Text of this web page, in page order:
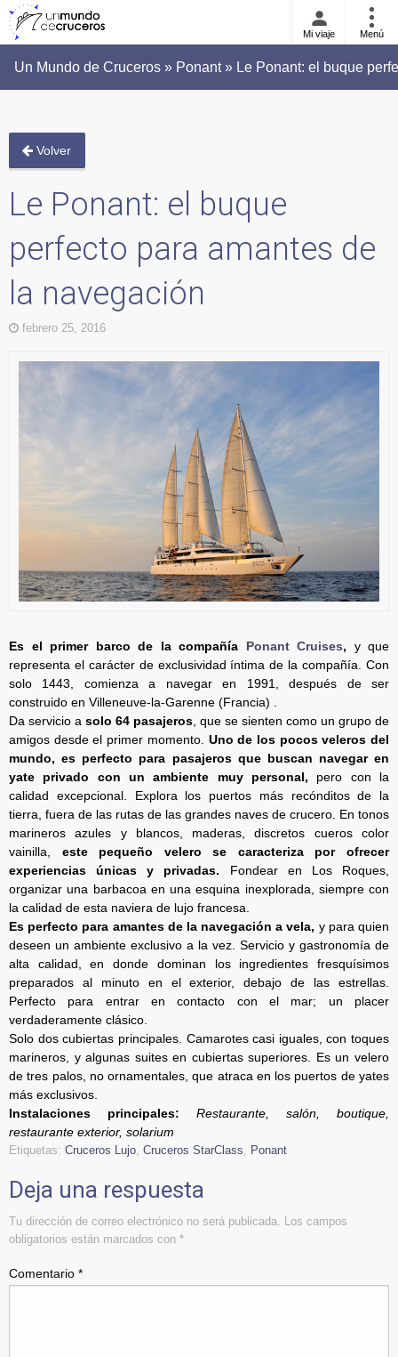
Mi viaje Menú
Un Mundo de Cruceros » Ponant » Le Ponant: el buque
Volver
Le Ponant: el buque
perfecto para amantes de
la navegación
febrero 25, 2016
Es el primer barco de la compañía Ponant Cruises, y que
representa el carácter de exclusividad íntima de la compañía. Con
solo 1443, comienza a navegar en 1991, después de ser
construido en Villeneuve-la-Garenne (Francia) .
Da servicio a solo 64 pasajeros , que se sienten como un grupo de
amigos desde el primer momento. Uno de los pocos veleros del
mundo, es perfecto para pasajeros que buscan navegar en
yate privado con un ambiente muy personal, pero con la
calidad excepcional. Explora los puertos más recónditos de la
tierra, fuera de las rutas de las grandes naves de crucero. En tonos
marineros azules y blancos, maderas, discretos cueros color
vainilla,
este pequeño velero se caracteriza por ofrecer
experiencias únicas y privadas. Fondear en Los Roques,
organizar una barbacoa en una esquina inexplorada, siempre con
la calidad de esta naviera de lujo francesa.
Es perfecto para amantes de la navegación a vela, y para quien
deseen un ambiente exclusivo a la vez. Servicio y gastronomía de
alta calidad, en donde dominan los ingredientes fresquísimos
preparados al minuto en el exterior, debajo de las estrellas.
Perfecto para entrar en contacto con el mar; un placer
verdaderamente clásico.
Solo dos cubiertas principales. Camarotes casi iguales, con toques
marineros, y algunas suites en cubiertas superiores. Es un velero
de tres palos, no ornamentales, que atraca en los puertos de yates
más exclusivos.
Instalaciones principales:
Restaurante, salón, boutique,
restaurante exterior, solarium
Etiquetas: Cruceros Lujo, Cruceros StarClass, Ponant
Deja una respuesta
Tu dirección de correo electrónico no será publicada. Los campos
obligatorios están marcados con *
Comentario *